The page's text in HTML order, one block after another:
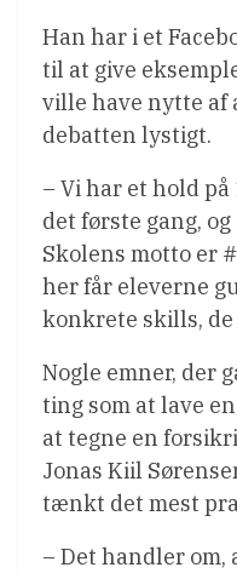
Han har i et
til at give
ville have nytte af
debatten lystigt.
– Vi har et hold
det første gang,
Skolens motto er
her får eleverne
konkrete skills,
Nogle emner, der
ting som at lave
at tegne en
Jonas Kiil
tænkt det mest
– Det handler om,